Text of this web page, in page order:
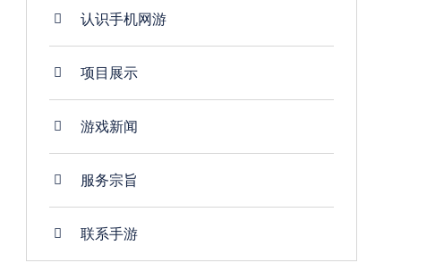
认识手机网游
项目展示
游戏新闻
服务宗旨
联系手游